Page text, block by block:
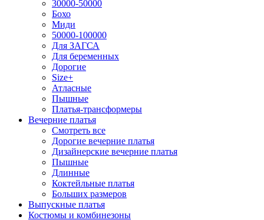
30000-50000
Бохо
Миди
50000-100000
Для ЗАГСА
Для беременных
Дорогие
Size+
Атласные
Пышные
Платья-трансформеры
Вечерние платья
Смотреть все
Дорогие вечерние платья
Дизайнерские вечерние платья
Пышные
Длинные
Коктейльные платья
Больших размеров
Выпускные платья
Костюмы и комбинезоны